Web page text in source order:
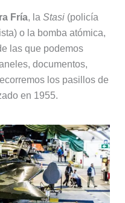
Fría, la Stasi(policía
o la bomba atómica,
las que podemos
documentos,
los pasillos de
en 1955.